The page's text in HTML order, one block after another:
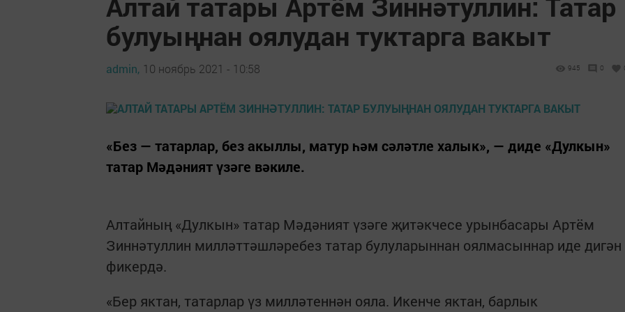
булуыңнан оялудан туктарга вакыт
admin, 10 ноябрь 2021 - 10:58 945 0
«Без — татарлар, без акыллы, матур һәм сәләтле халык», — диде «Дулкын»
татар Мәдәният үзәге вәкиле.
Алтайның «Дулкын» татар Мәдәният үзәге җитәкчесе урынбасары Артём
Зиннәтуллин милләттәшләребез татар булуларыннан оялмасыннар иде дигән
фикердә.
«Бер яктан, татарлар үз милләтеннән ояла. Икенче яктан, барлык